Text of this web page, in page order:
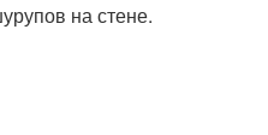
на стене.